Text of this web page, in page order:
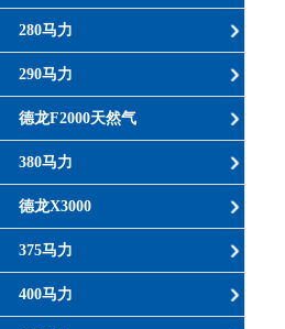
280马力
290马力
德龙F2000天然气
380马力
德龙X3000
375马力
400马力